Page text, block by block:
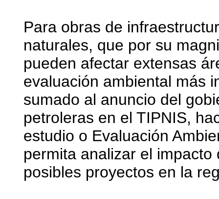
Para obras de
naturales, que por su
pueden afectar extensas
evaluación ambiental más
sumado al anuncio del
petroleras en el TIPNIS,
estudio o Evaluación
permita analizar el
posibles proyectos en la